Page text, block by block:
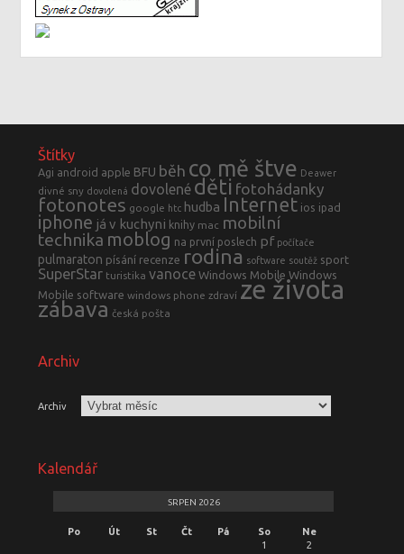
Štítky
Agi android apple BFU běh co mě štve Deawer
divné sny dovolená dovolené děti fotohádanky
fotonotes google htc hudba Internet ios ipad
iphone já v kuchyni knihy mac mobilní
technika moblog na první poslech pf počítače
pulmaraton písání recenze rodina software soutěž sport
SuperStar turistika vanoce Windows Mobile Windows
Mobile software windows phone zdraví ze života
zábava česká pošta
Archiv
Archiv
Kalendář
SRPEN 2026
Po Út St Čt Pá So
Ne
1
2